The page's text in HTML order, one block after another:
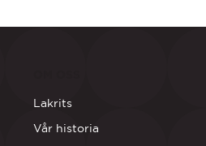
Lakrits
Vår historia